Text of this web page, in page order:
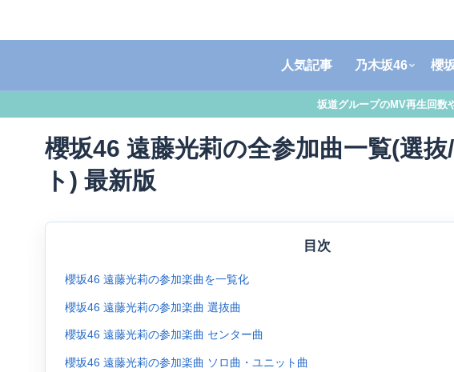
人気記事 乃木坂46 櫻
坂道グループのMV再生回数
櫻坂46 遠藤光莉の全参加曲一覧(選
ト) 最新版
目次
櫻坂46 遠藤光莉の参加楽曲を一覧化
櫻坂46 遠藤光莉の参加楽曲 選抜曲
櫻坂46 遠藤光莉の参加楽曲 センター曲
櫻坂46 遠藤光莉の参加楽曲 ソロ曲・ユニット曲